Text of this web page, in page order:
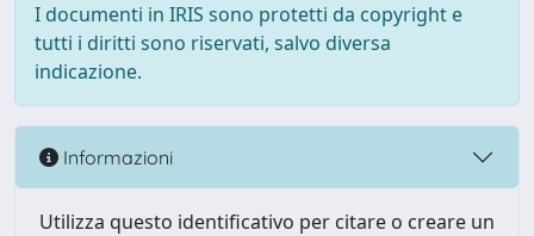
I documenti in IRIS sono protetti da copyright e
tutti i diritti sono riservati, salvo diversa
indicazione.
Informazioni
Utilizza questo identificativo per citare o creare un